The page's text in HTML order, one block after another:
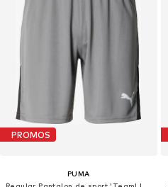
PROMOS
PUMA